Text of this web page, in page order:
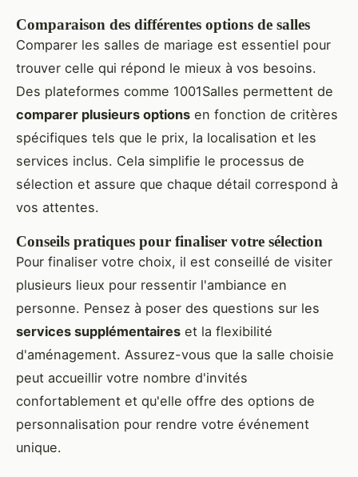
Comparaison des différentes options de salles
Comparer les salles de mariage est essentiel pour
trouver celle qui répond le mieux à vos besoins.
Des plateformes comme 1001Salles permettent de
comparer plusieurs options en fonction de critères
spécifiques tels que le prix, la localisation et les
services inclus. Cela simplifie le processus de
sélection et assure que chaque détail correspond à
vos attentes.
Conseils pratiques pour finaliser votre sélection
Pour finaliser votre choix, il est conseillé de visiter
plusieurs lieux pour ressentir l'ambiance en
personne. Pensez à poser des questions sur les
services supplémentaires et la flexibilité
d'aménagement. Assurez-vous que la salle choisie
peut accueillir votre nombre d'invités
confortablement et qu'elle offre des options de
personnalisation pour rendre votre événement
unique.